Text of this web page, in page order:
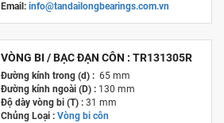
Email: info@tandailongbearings.com.vn
VÒNG BI / BẠC ĐẠN CÔN : TR131305R
Đường kính trong (d) :65 mm
Đường kính ngoài (D) :130 mm
Độ dày vòng bi (T) :31 mm
Chủng Loại : Vòng bi côn